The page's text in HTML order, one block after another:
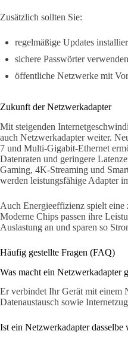
Zusätzlich sollten Sie:
regelmäßige Updates
sichere Passwörter verwenden
öffentliche Netzwerke mit
Zukunft der Netzwerkadapter
Mit steigenden
auch Netzwerkadapter weiter.
7 und Multi-Gigabit-Ethernet
Datenraten und geringere
Gaming, 4K-Streaming und
werden leistungsfähige Adapter
Auch Energieeffizienz spielt eine
Moderne Chips passen ihre
Auslastung an und sparen so
Häufig gestellte Fragen (FAQ)
Was macht ein Netzwerkadapter
Er verbindet Ihr Gerät mit einem
Datenaustausch sowie
Ist ein Netzwerkadapter